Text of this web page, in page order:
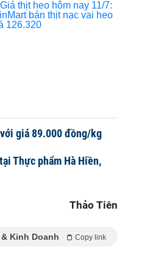
giá 89.000 đồng/kg
Thực phẩm Hà Hiền,
Thảo Tiên
Kinh Doanh Copy link